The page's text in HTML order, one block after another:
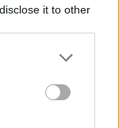
it to other
more Google
may click to
party tags to
below Google